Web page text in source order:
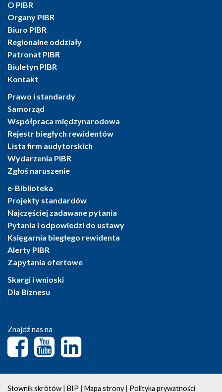
O PIBR
Organy PIBR
Biuro PIBR
Regionalne oddziały
Patronat PIBR
Biuletyn PIBR
Kontakt
Prawo i standardy
Samorząd
Współpraca międzynarodowa
Rejestr biegłych rewidentów
Lista firm audytorskich
Wydarzenia PIBR
Zgłoś naruszenie
e-Biblioteka
Projekty standardów
Najczęściej zadawane pytania
Pytania i odpowiedzi do ustawy
Księgarnia biegłego rewidenta
Alerty PIBR
Zapytania ofertowe
Skargi i wnioski
Dla Biznesu
Znajdź nas na
Słownik skrótów | BIP | Mapa strony | Polityka prywatności